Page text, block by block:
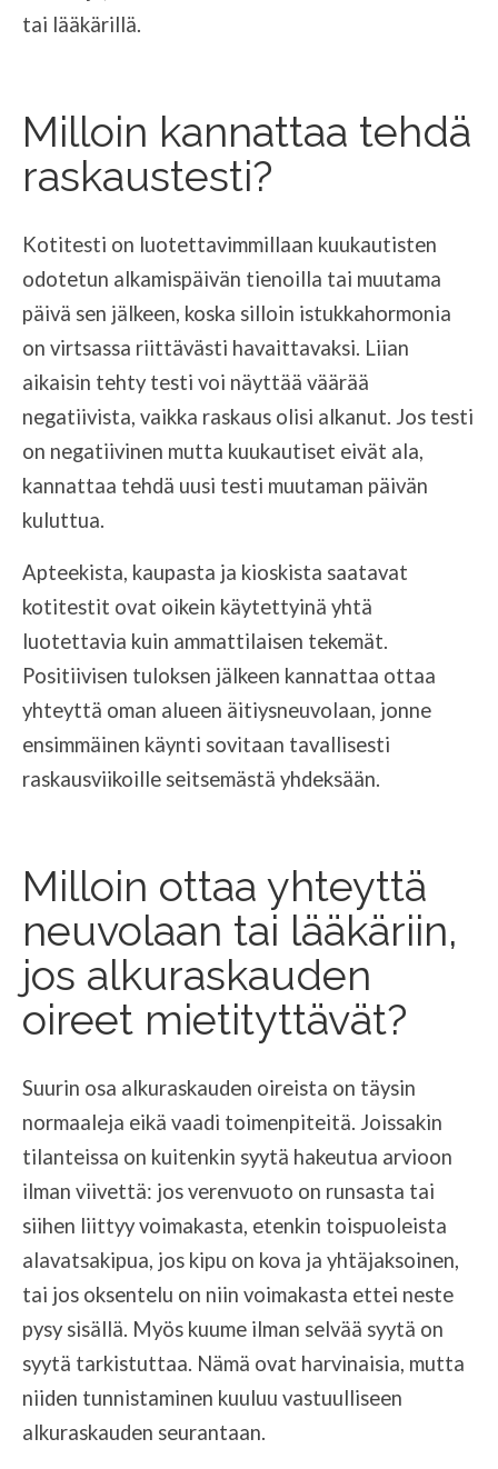
tai lääkärillä.
Milloin kannattaa tehdä
raskaustesti?
Kotitesti on luotettavimmillaan kuukautisten
odotetun alkamispäivän tienoilla tai muutama
päivä sen jälkeen, koska silloin istukkahormonia
on virtsassa riittävästi havaittavaksi. Liian
aikaisin tehty testi voi näyttää väärää
negatiivista, vaikka raskaus olisi alkanut. Jos testi
on negatiivinen mutta kuukautiset eivät ala,
kannattaa tehdä uusi testi muutaman päivän
kuluttua.
Apteekista, kaupasta ja kioskista saatavat
kotitestit ovat oikein käytettyinä yhtä
luotettavia kuin ammattilaisen tekemät.
Positiivisen tuloksen jälkeen kannattaa ottaa
yhteyttä oman alueen äitiysneuvolaan, jonne
ensimmäinen käynti sovitaan tavallisesti
raskausviikoille seitsemästä yhdeksään.
Milloin ottaa yhteyttä
neuvolaan tai lääkäriin,
jos alkuraskauden
oireet mietityttävät?
Suurin osa alkuraskauden oireista on täysin
normaaleja eikä vaadi toimenpiteitä. Joissakin
tilanteissa on kuitenkin syytä hakeutua arvioon
ilman viivettä: jos verenvuoto on runsasta tai
siihen liittyy voimakasta, etenkin toispuoleista
alavatsakipua, jos kipu on kova ja yhtäjaksoinen,
tai jos oksentelu on niin voimakasta ettei neste
pysy sisällä. Myös kuume ilman selvää syytä on
syytä tarkistuttaa. Nämä ovat harvinaisia, mutta
niiden tunnistaminen kuuluu vastuulliseen
alkuraskauden seurantaan.